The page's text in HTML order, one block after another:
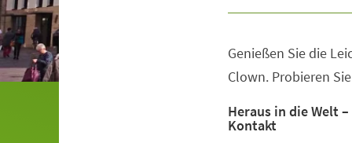
Genießen Sie die
Clown. Probieren
Heraus in die Welt
Kontakt